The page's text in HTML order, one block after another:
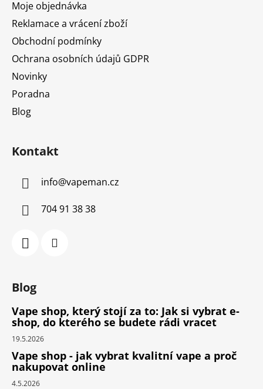
Moje objednávka
Reklamace a vrácení zboží
Obchodní podmínky
Ochrana osobních údajů GDPR
Novinky
Poradna
Blog
Kontakt
info@vapeman.cz
704 91 38 38
Blog
Vape shop, který stojí za to: Jak si vybrat e-
shop, do kterého se budete rádi vracet
19.5.2026
Vape shop - jak vybrat kvalitní vape a proč
nakupovat online
4.5.2026